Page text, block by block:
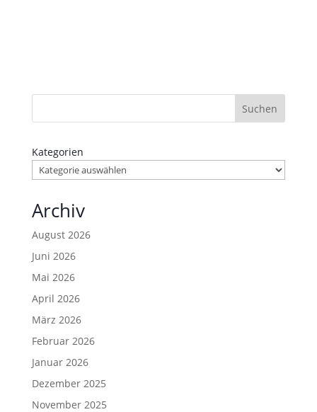
Suchen
Kategorien
Archiv
August 2026
Juni 2026
Mai 2026
April 2026
März 2026
Februar 2026
Januar 2026
Dezember 2025
November 2025